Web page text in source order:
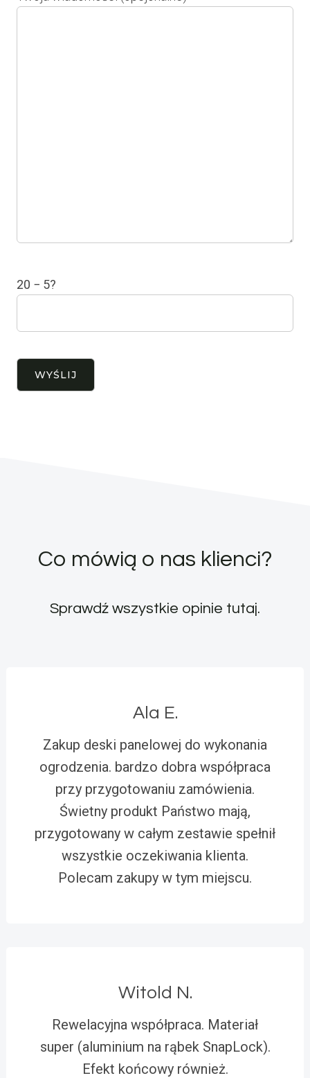
20 − 5?
Co mówią o nas klienci?
Sprawdź wszystkie opinie tutaj.
Ala E.
Zakup deski panelowej do wykonania
ogrodzenia. bardzo dobra współpraca
przy przygotowaniu zamówienia.
Świetny produkt Państwo mają,
przygotowany w całym zestawie spełnił
wszystkie oczekiwania klienta.
Polecam zakupy w tym miejscu.
Witold N.
Rewelacyjna współpraca. Materiał
super (aluminium na rąbek SnapLock).
Efekt końcowy również.